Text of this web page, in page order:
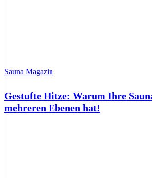
Sauna Magazin
Gestufte Hitze: Warum Ihre
mehreren Ebenen hat!